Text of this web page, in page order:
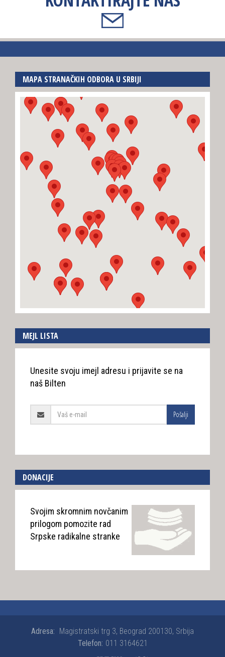
MAPA STRANAČKIH ODBORA U SRBIJI
MEJL LISTA
Unesite svoju imejl adresu i prijavite se na
naš Bilten
Pošalji
DONACIJE
Svojim skromnim novčanim
prilogom pomozite rad
Srpske radikalne stranke
Adresa: Magistratski trg 3, Beograd 200130, Srbija
Telefon: 011 3164621